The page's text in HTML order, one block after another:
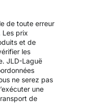
de toute erreur
Les prix
et de
les
JLD-Laguë
ne serez pas
une
de